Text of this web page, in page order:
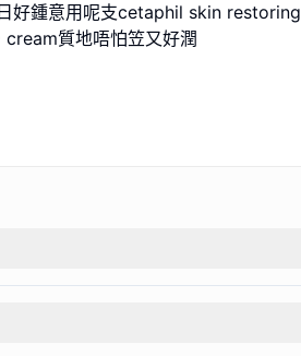
好鍾意用呢支cetaphil skin restoring